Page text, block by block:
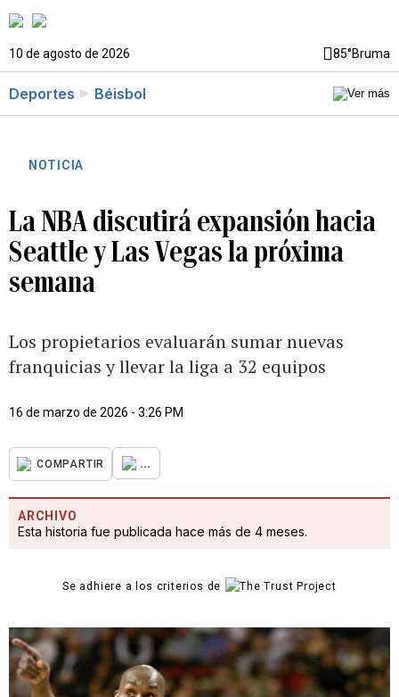
10 de agosto de 2026 85°Bruma
Deportes Béisbol
NOTICIA
La NBA discutirá expansión hacia
Seattle y Las Vegas la próxima
semana
Los propietarios evaluarán sumar nuevas
franquicias y llevar la liga a 32 equipos
16 de marzo de 2026 - 3:26 PM
COMPARTIR ...
ARCHIVO
Esta historia fue publicada hace más de 4 meses.
Se adhiere a los criterios de